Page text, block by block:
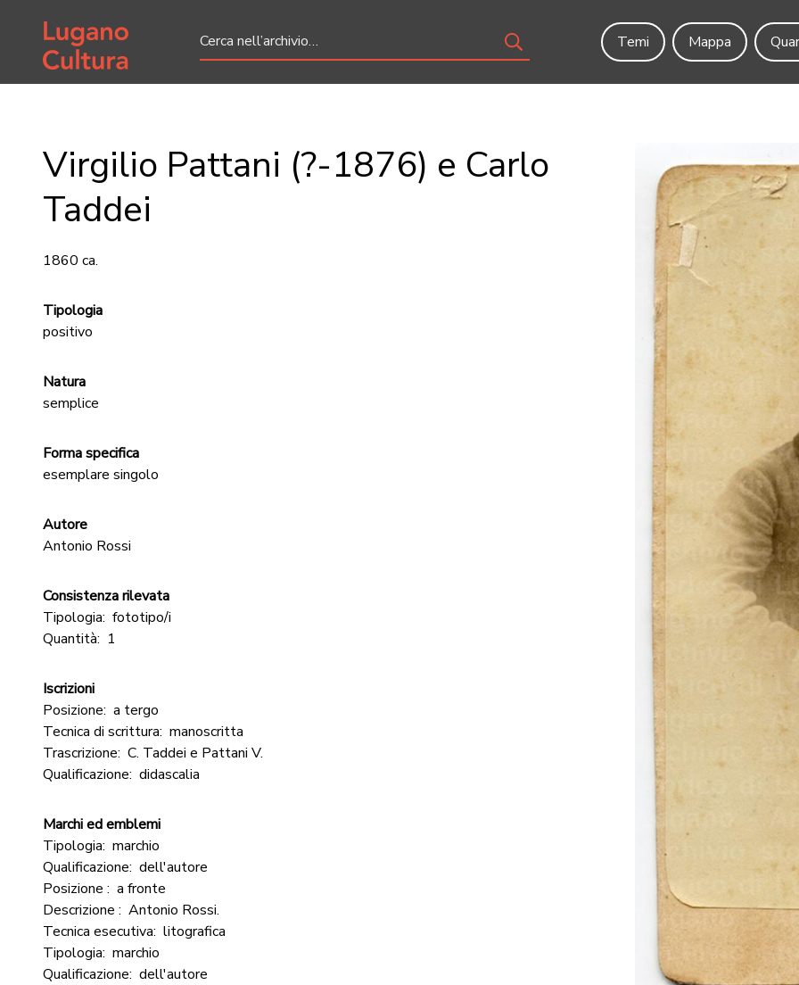
Home page
Temi
Mappa
Virgilio Pattani (?-1876) e Carlo
Taddei
1860 ca.
Tipologia
positivo
Natura
semplice
Forma specifica
esemplare singolo
Autore
Antonio Rossi
Consistenza rilevata
Tipologia: fototipo/i
Quantità: 1
Iscrizioni
Posizione: a tergo
Tecnica di scrittura: manoscritta
Trascrizione: C. Taddei e Pattani V.
Qualificazione: didascalia
Marchi ed emblemi
Tipologia: marchio
Qualificazione: dell'autore
Posizione : a fronte
Descrizione : Antonio Rossi.
Tecnica esecutiva: litografica
Tipologia: marchio
Qualificazione: dell'autore